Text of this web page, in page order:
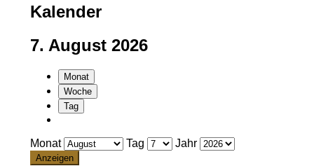
Kalender
7. August 2026
Monat
Woche
Tag
Monat Tag Jahr